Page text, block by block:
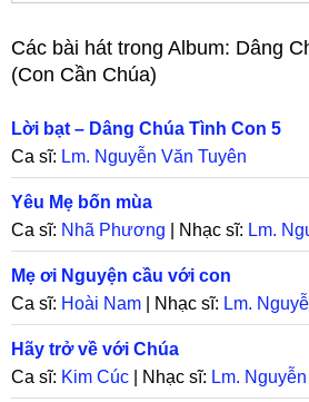
Các bài hát trong Album: Dâng
(Con Cần Chúa)
Lời bạt – Dâng Chúa Tình Con 5
Ca sĩ: Lm. Nguyễn Văn Tuyên
Yêu Mẹ bốn mùa
Ca sĩ: Nhã Phương | Nhạc sĩ: Lm.
Mẹ ơi Nguyện cầu với con
Ca sĩ: Hoài Nam | Nhạc sĩ: Lm.
Hãy trở về với Chúa
Ca sĩ: Kim Cúc | Nhạc sĩ: Lm.